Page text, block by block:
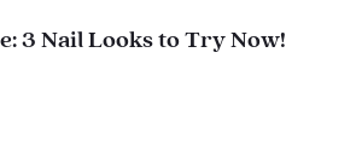
3 Nail Looks to Try Now!